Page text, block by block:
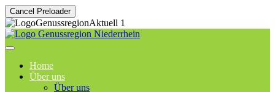
Cancel Preloader
Home
Über uns
Über uns